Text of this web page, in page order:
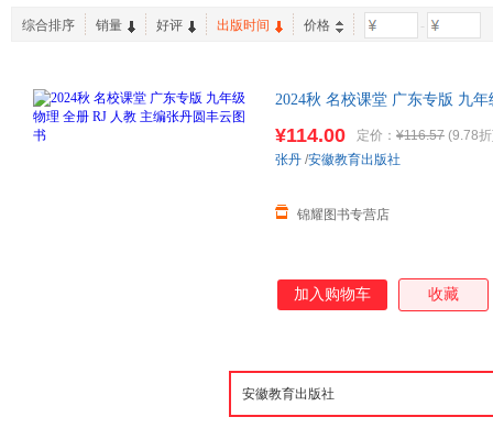
综合排序 销量 好评 出版时间 价格 -
2024秋 名校课堂 广东专版 九
¥114.00 定价： ¥116.57 (9.78
锦耀图书专营店
张丹 /安徽教育出版社
加入购物车 收藏